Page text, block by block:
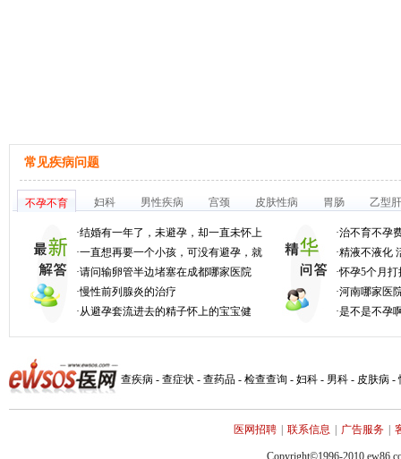
常见疾病问题
不孕不育 妇科 男性疾病 宫颈 皮肤性病 胃肠 乙型
·结婚有一年了，未避孕，却一直未怀上
·一直想再要一个小孩，可没有避孕，就
·请问输卵管半边堵塞在成都哪家医院
·慢性前列腺炎的治疗
·从避孕套流进去的精子怀上的宝宝健
·治不育不孕
·精液不液化
·怀孕5个月打
·河南哪家医
·是不是不孕
查疾病 - 查症状 - 查药品 - 检查查询 - 妇科 - 男科 - 皮肤病 -
医网招聘 联系信息 广告服务
Copyright©1996-2010